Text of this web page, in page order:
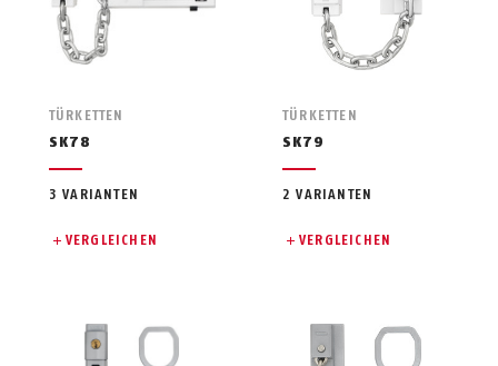
TÜRKETTEN
SK78
3 VARIANTEN
VERGLEICHEN
TÜRKETTEN
SK79
2 VARIANTEN
VERGLEICHEN